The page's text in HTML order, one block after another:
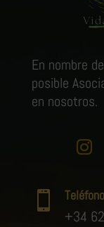
En nombre
posible
en nosotros.
 Teléfono
+34